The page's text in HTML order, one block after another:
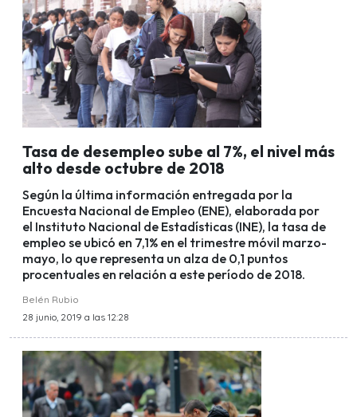
Tasa de desempleo sube al 7%, el nivel más
alto desde octubre de 2018
Según la última información entregada por la
Encuesta Nacional de Empleo (ENE), elaborada por
el Instituto Nacional de Estadísticas (INE), la tasa de
empleo se ubicó en 7,1% en el trimestre móvil marzo-
mayo, lo que representa un alza de 0,1 puntos
procentuales en relación a este período de 2018.
Belén Rubio
28 junio, 2019 a las 12:28